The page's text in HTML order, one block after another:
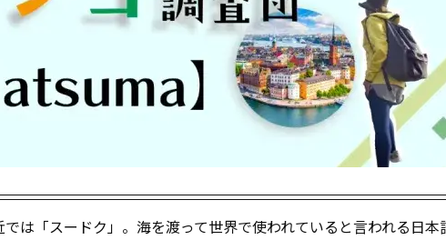
は「スードク」。海を渡って世界で使われていると言われる日本